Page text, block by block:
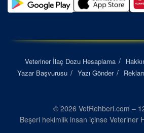
Veteriner İlaç Dozu Hesaplama
Yazar Başvurusu
Yazı Gönder
© 2026 VetRehberi.com –
Beşeri hekimlik insan içinse Veteriner